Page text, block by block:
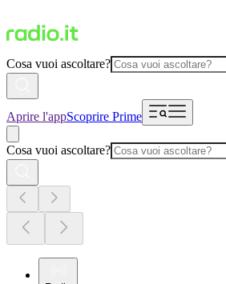
Cosa vuoi ascoltare?
Aprire l'appScoprire Prime
Cosa vuoi ascoltare?